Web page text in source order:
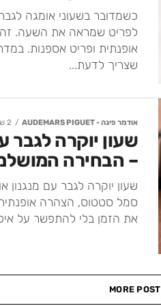
כשמדובר בשעוני אומגה
לפריט שמראה את השעה.
אופנתית ופריט אספנות.
שצריך לדעת...
אודמר פיגה - AUDEMARS PIGUET 2 שנים ago
שעון יוקרה לגבר
– הבחירה
שעון יוקרה לגבר עם מנגנון
סמל סטטוס, הצהרה
את הזמן בלי להתפשר על
MORE